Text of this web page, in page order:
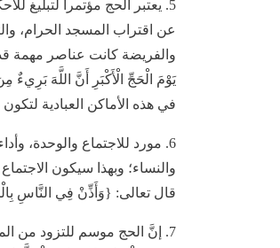
5. يعتبر الحج مؤتمراً لتبليغ
عن اقتراب المسجد الحرام،
والفريضة كانت عناصر مهمة
في هذه الأماكن العبادية
6. مورد للاجتماع والوحدة،
والنساء؛ وبهذا سيكون
قال تعالى: {وَأَذِّنْ فِي النَّاسِ
7. إنَّ الحج موسم للتزود من